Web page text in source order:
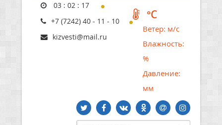
03 : 02 : 18
+7 (7242) 40 - 11 - 10
kizvesti@mail.ru
°C
Ветер: м/с
Влажность:
%
Давление:
мм